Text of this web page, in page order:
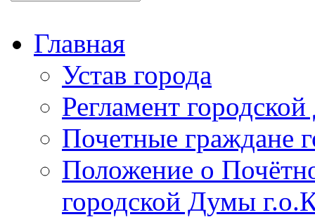
Главная
Устав города
Регламент
Почетные граждане
Положение о
городской Думы